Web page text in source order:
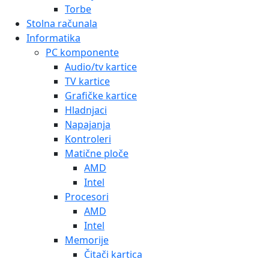
Torbe
Stolna računala
Informatika
PC komponente
Audio/tv kartice
TV kartice
Grafičke kartice
Hladnjaci
Napajanja
Kontroleri
Matične ploče
AMD
Intel
Procesori
AMD
Intel
Memorije
Čitači kartica